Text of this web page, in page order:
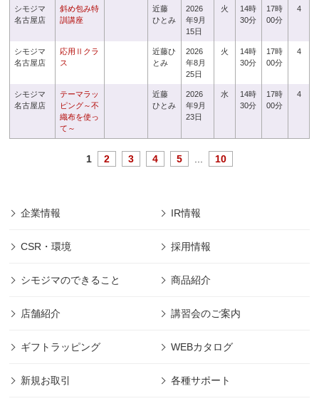
シモジマ
名古屋店
斜め包み特
訓講座
近藤
ひとみ
2026
年9月
15日
火
14時
30分
17時
00分
4
シモジマ
名古屋店
応用Ⅱクラ
ス
近藤ひ
とみ
2026
年8月
25日
火
14時
30分
17時
00分
4
シモジマ
名古屋店
テーマラッ
ピング～不
織布を使っ
て～
近藤
ひとみ
2026
年9月
23日
水
14時
30分
17時
00分
4
1 2 3 4 5 10
企業情報 IR情報
CSR・環境 採用情報
シモジマのできること 商品紹介
店舗紹介 講習会のご案内
ギフトラッピング WEBカタログ
新規お取引 各種サポート